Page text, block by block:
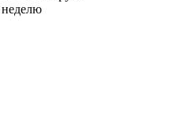
неделю